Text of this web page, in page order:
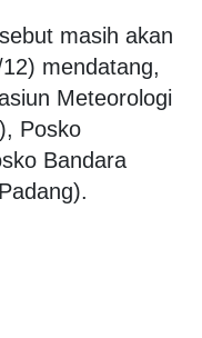
masih akan
mendatang,
Meteorologi
Posko
Bandara